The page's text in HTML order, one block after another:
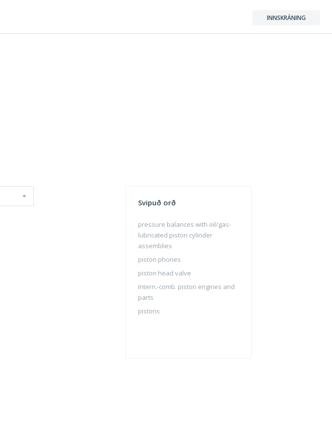
INNSKRÁNING
Svipuð orð
pressure balances with oil/gas-
lubricated piston cylinder
assemblies
piston phones
piston head valve
Intern.-comb. piston engines and
parts
pistons